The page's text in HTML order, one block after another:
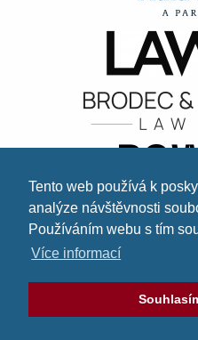
Tento web používá k
analýze návštěvnosti
Používáním webu s tím
Více informací